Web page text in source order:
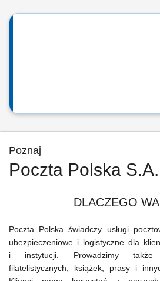
Poznaj
Poczta Polska S.A.
DLACZEGO
Poczta Polska świadczy usługi
ubezpieczeniowe i logistyczne dla
i instytucji. Prowadzimy także
filatelistycznych, książek, prasy i